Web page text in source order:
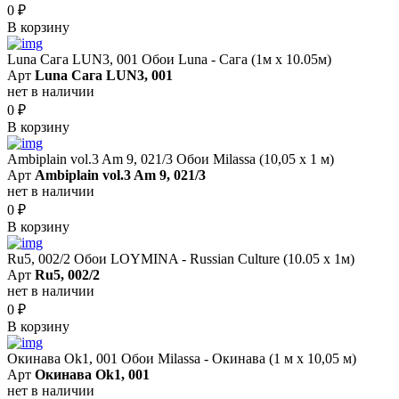
0 ₽
В корзину
Luna Сага LUN3, 001 Обои Luna - Сага (1м х 10.05м)
Арт Luna Сага LUN3, 001
нет в наличии
0 ₽
В корзину
Ambiplain vol.3 Am 9, 021/3 Обои Milassa (10,05 х 1 м)
Арт Ambiplain vol.3 Am 9, 021/3
нет в наличии
0 ₽
В корзину
Ru5, 002/2 Обои LOYMINA - Russian Culture (10.05 х 1м)
Арт Ru5, 002/2
нет в наличии
0 ₽
В корзину
Окинава Ok1, 001 Обои Milassa - Окинава (1 м х 10,05 м)
Арт Окинава Ok1, 001
нет в наличии